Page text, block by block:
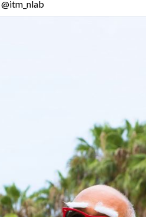
@itm_nlab